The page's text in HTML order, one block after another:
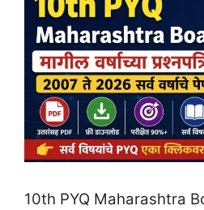
10th PYQ Maharashtra